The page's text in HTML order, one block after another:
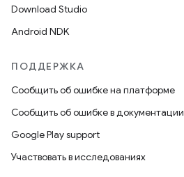
Download Studio
Android NDK
ПОДДЕРЖКА
Сообщить об ошибке на платформе
Сообщить об ошибке в документации
Google Play support
Участвовать в исследованиях